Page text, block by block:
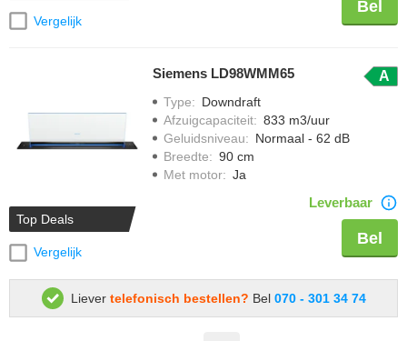
Vergelijk
Bel
Top Deals
Vergelijk
Siemens LD98WMM65 A
Type: Downdraft
Afzuigcapaciteit: 833 m3/uur
Geluidsniveau: Normaal - 62 dB
Breedte: 90 cm
Met motor: Ja
Leverbaar
Bel
Liever telefonisch bestellen? Bel 070 - 301 34 74